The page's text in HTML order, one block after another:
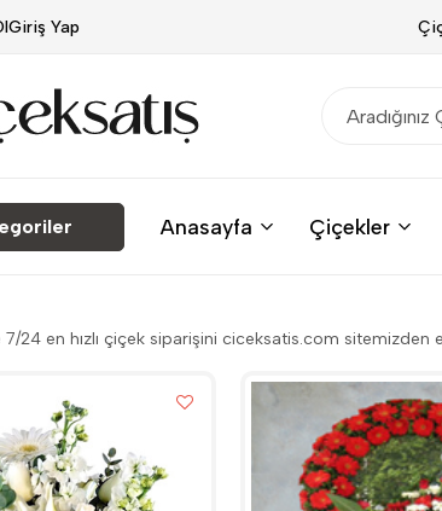
Giriş Yap
Anasayfa Çiçekler
7/24 en hızlı çiçek siparişini ciceksatis.com